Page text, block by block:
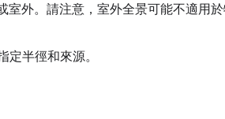
室外。請注意，室外全景可能不適用
定半徑和來源。